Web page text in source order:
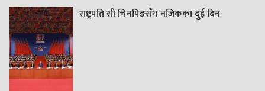
राष्ट्रपति सी चिनपिङसँग नजिकका दुई दिन